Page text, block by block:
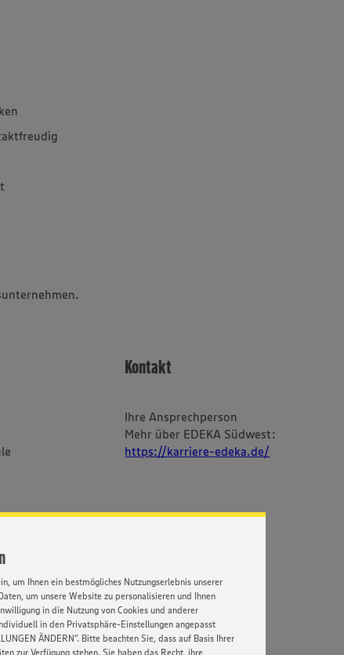
um Ihnen ein bestmögliches Nutzungserlebnis unserer
um unsere Website zu personalisieren und Ihnen
in die Nutzung von Cookies und anderer
in den Privatsphäre-Einstellungen angepasst
ÄNDERN”. Bitte beachten Sie, dass auf Basis Ihrer
zur Verfügung stehen. Sie haben das Recht, ihre
Kontakt
Ihre Ansprechperson
Mehr über EDEKA Südwest:
https://karriere-edeka.de/